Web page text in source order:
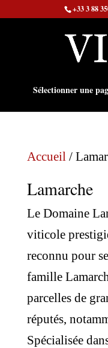
+33 3 88
Sélectionner une
Accueil/
Lamarche
Le Domaine
viticole
reconnu pour
famille
parcelles de
réputés,
Spécialisée